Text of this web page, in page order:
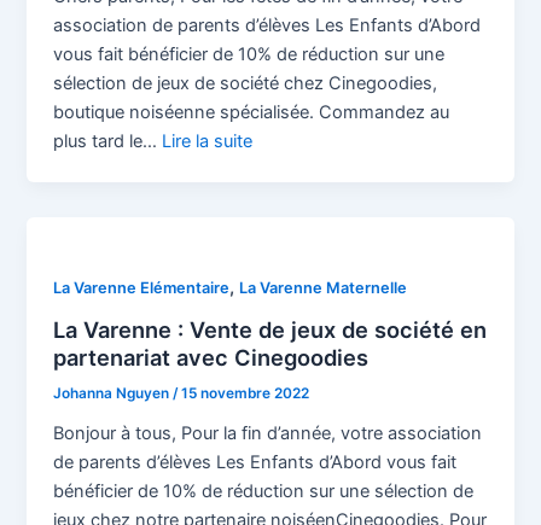
association de parents d’élèves Les Enfants d’Abord
vous fait bénéficier de 10% de réduction sur une
sélection de jeux de société chez Cinegoodies,
boutique noiséenne spécialisée. Commandez au
plus tard le… Lire la suite
La Varenne Elémentaire, La Varenne Maternelle
La Varenne : Vente de jeux de société en
partenariat avec Cinegoodies
Johanna Nguyen/15 novembre 2022
Bonjour à tous, Pour la fin d’année, votre association
de parents d’élèves Les Enfants d’Abord vous fait
bénéficier de 10% de réduction sur une sélection de
jeux chez notre partenaire noiséenCinegoodies. Pour